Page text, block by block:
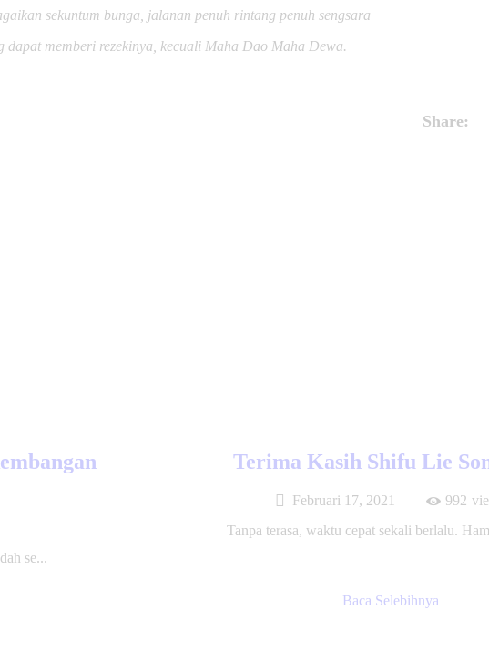
sekuntum bunga, jalanan penuh rintang penuh sengsara
dapat memberi rezekinya, kecuali Maha Dao Maha Dewa.
Share:
se...
Terima Kasih Shifu Lie
Februari 17, 2021 992
Tanpa terasa, waktu cepat sekali berlalu.
Baca Selebihnya